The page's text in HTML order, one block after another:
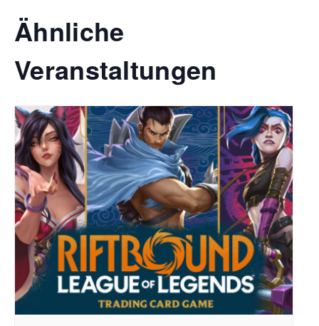
Ähnliche
Veranstaltungen